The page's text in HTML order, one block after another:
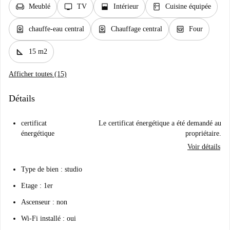
chair Meublé tv TV window_open Intérieur kitchen Cuisine équipée
water_heater chauffe-eau central water_heater Chauffage central oven_gen Four
square_foot 15 m2
Afficher toutes (15)
Détails
certificat
énergétique
Le certificat énergétique a été demandé au
propriétaire.
Voir détails
Type de bien : studio
Etage : 1er
Ascenseur : non
Wi-Fi installé : oui